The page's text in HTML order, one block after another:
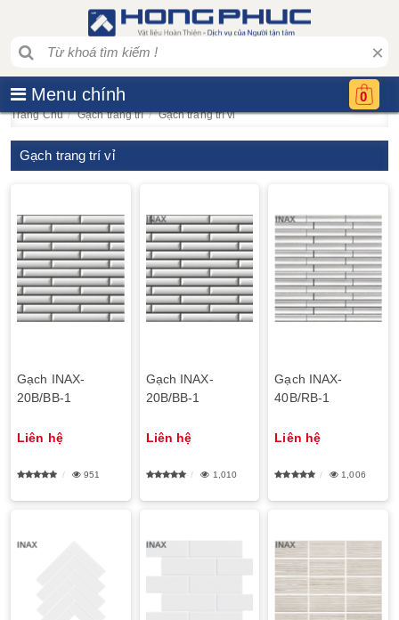
×
Menu chính 0
Trang Chủ Gạch trang trí Gạch trang trí vỉ
Gạch trang trí vỉ
Gạch INAX-
20B/BB-1
Liên hệ
951
Gạch INAX-
20B/BB-1
Liên hệ
1,010
Gạch INAX-
40B/RB-1
Liên hệ
1,006